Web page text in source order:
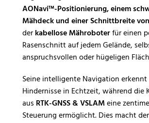
AONavi™-Positionierung, einem
Mähdeck und einer Schnittbreite
derkabellose Mähroboterfür einen
Rasenschnitt auf jedem Gelände,
anspruchsvollen oder hügeligen
Seine intelligente Navigation
Hindernisse in Echtzeit, während die
aus RTK-GNSS & VSLAMeine
Steuerung ermöglicht. Dies macht